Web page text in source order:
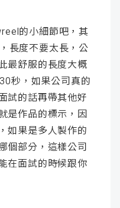
的小細節吧，其
長度不要太長，公
最舒服的長度大概
秒，如果公司真的
試的話再帶其他好
是作品的標示，因
如果是多人製作的
個部分，這樣公司
在面試的時候跟你